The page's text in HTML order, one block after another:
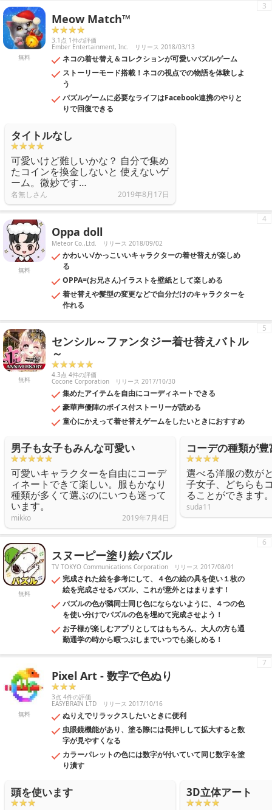
無料
Meow Match™
3.1点 1件の評価
Ember Entertainment, Inc. リリース 2018/03/13
ネコの着せ替え＆コレクションが可愛いパズルゲーム
ストーリーモード搭載！ネコの視点での物語を体験しよ
う
パズルゲームに必要なライフはFacebook連携のやりと
りで回復できる
3
タイトルなし
可愛いけど難しいかな？ 自分で集め
たコインを換金しないと 使えないゲ
ーム。微妙です…
名無しさん 2019年8月17日
無料
Oppa doll
Meteor Co.,Ltd. リリース 2018/09/02
かわいい/かっこいいキャラクターの着せ替えが楽しめ
る
OPPA=(お兄さん)イラストを壁紙として楽しめる
着せ替えや髪型の変更などで自分だけのキャラクターを
作れる
4
無料
センシル～ファンタジー着せ替えバトル
～
4.3点 4件の評価
Cocone Corporation リリース 2017/10/30
集めたアイテムを自由にコーディネートできる
豪華声優陣のボイス付ストーリーが読める
童心にかえって着せ替えゲームをしたいときにおすすめ
5
男子も女子もみんな可愛い
可愛いキャラクターを自由にコーデ
ィネートできて楽しい。服もかなり
種類が多くて選ぶのにいつも迷って
います。
mikko 2019年7月4日
コーデの種類が豊
選べる洋服の数が
子女子、どちらも
ることができます
suda11
無料
スヌーピー塗り絵パズル
TV TOKYO Communications Corporation リリース 2017/08/01
完成された絵を参考にして、４色の絵の具を使い１枚の
絵を完成させるパズル、これが意外とはまります！
パズルの色が隣同士同じ色にならないように、４つの色
を使い分けでパズルの色を埋めて完成させよう！
お子様が楽しむアプリとしてはもちろん、大人の方も通
勤通学の時から暇つぶしまでいつでも楽しめる！
6
無料
Pixel Art - 数字で色ぬり
3点 4件の評価
EASYBRAIN LTD リリース 2017/10/16
ぬりえでリラックスしたいときに便利
虫眼鏡機能があり、塗る際には長押しして拡大すると数
字が見やすくなる
カラーパレットの色には数字が付いていて同じ数字を塗
り潰す
7
頭を使います 3D立体アート